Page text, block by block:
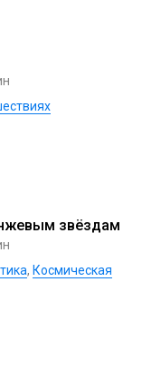
звёздам
, Космическая